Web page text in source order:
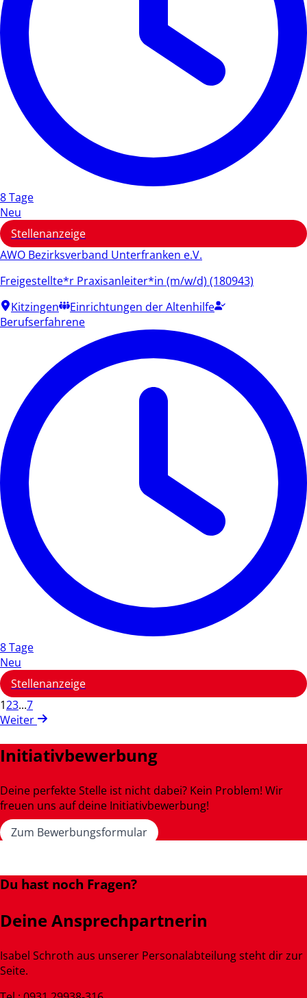
8 Tage
Neu
Stellenanzeige
AWO Bezirksverband Unterfranken e.V.
Freigestellte*r Praxisanleiter*in (m/w/d) (180943)
Kitzingen
Einrichtungen der Altenhilfe
Berufserfahrene
8 Tage
Neu
Stellenanzeige
123...7
Weiter
Initiativbewerbung
Deine perfekte Stelle ist nicht dabei? Kein Problem! Wir
freuen uns auf deine Initiativbewerbung!
Zum Bewerbungsformular
Du hast noch Fragen?
Deine Ansprechpartnerin
Isabel Schroth aus unserer Personalabteilung steht dir zur
Seite.